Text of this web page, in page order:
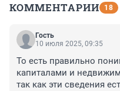
КОММЕНТАРИИ 18
Гость
10 июля 2025, 09:35
То есть правильно
капиталами и
так как эти сведения